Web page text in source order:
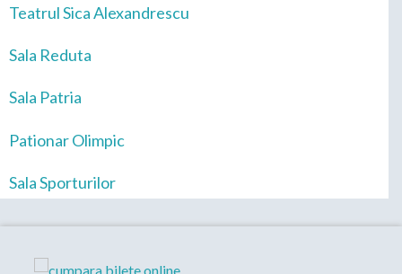
Teatrul Sica Alexandrescu
Sala Reduta
Sala Patria
Pationar Olimpic
Sala Sporturilor